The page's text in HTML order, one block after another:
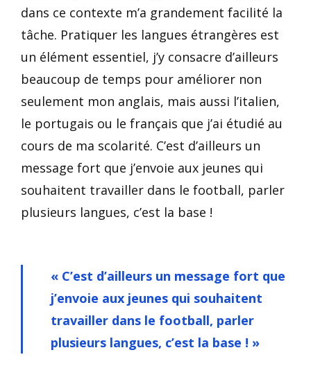
dans ce contexte m’a grandement facilité la
tâche. Pratiquer les langues étrangères est
un élément essentiel, j’y consacre d’ailleurs
beaucoup de temps pour améliorer non
seulement mon anglais, mais aussi l’italien,
le portugais ou le français que j’ai étudié au
cours de ma scolarité. C’est d’ailleurs un
message fort que j’envoie aux jeunes qui
souhaitent travailler dans le football, parler
plusieurs langues, c’est la base !
« C’est d’ailleurs un message fort que
j’envoie aux jeunes qui souhaitent
travailler dans le football, parler
plusieurs langues, c’est la base ! »